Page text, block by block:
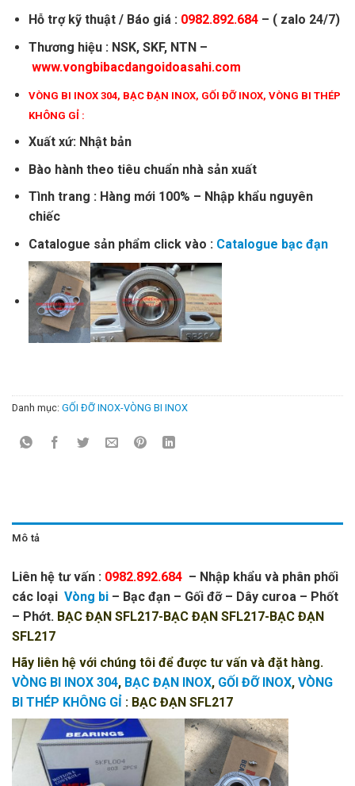
Hỗ trợ kỹ thuật / Báo giá : 0982.892.684 – ( zalo 24/7)
Thương hiệu : NSK, SKF, NTN –
www.vongbibacdangoidoasahi.com
VÒNG BI INOX 304, BẠC ĐẠN INOX, GỐI ĐỠ INOX, VÒNG BI THÉP
KHÔNG GỈ:
Xuất xứ: Nhật bản
Bào hành theo tiêu chuẩn nhà sản xuất
Tình trang : Hàng mới 100% – Nhập khẩu nguyên
chiếc
Catalogue sản phẩm click vào : Catalogue bạc đạn
Danh mục: GỐI ĐỠ INOX-VÒNG BI INOX
Mô tả
Liên hệ tư vấn : 0982.892.684 – Nhập khẩu và phân phối
các loại Vòng bi – Bạc đạn – Gối đỡ – Dây curoa – Phốt
– Phớt. BẠC ĐẠN SFL217-BẠC ĐẠN SFL217-BẠC ĐẠN
SFL217
Hãy liên hệ với chúng tôi để được tư vấn và đặt hàng.
VÒNG BI INOX 304, BẠC ĐẠN INOX, GỐI ĐỠ INOX, VÒNG
BI THÉP KHÔNG GỈ : BẠC ĐẠN SFL217